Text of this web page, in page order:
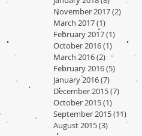
November 2017(2)
March 2017(1)
February 2017(1)
October 2016(1) 1 post
March 2016(2) 2 posts
February 2016(5)
January 2016(7)
December 2015(7)
October 2015(1)
September 2015(11)
August 2015(3) 3 posts